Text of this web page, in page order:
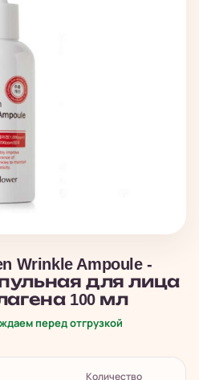
Wrinkle Ampoule -
для лица
100 мл
перед отгрузкой
Количество